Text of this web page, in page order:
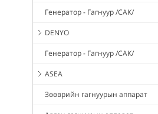
Генератор - Гагнуур /САК/
DENYO
Генератор - Гагнуур /САК/
ASEA
Зөөврийн гагнуурын аппарат